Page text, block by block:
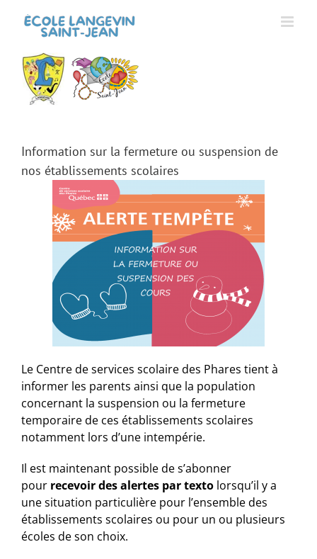
contenu
Information sur la fermeture ou suspension de
nos établissements scolaires
Le Centre de services scolaire des Phares tient à
informer les parents ainsi que la population
concernant la suspension ou la fermeture
temporaire de ces établissements scolaires
notamment lors d’une intempérie.
Il est maintenant possible de s’abonner
pour recevoir des alertes par texto lorsqu’il y a
une situation particulière pour l’ensemble des
établissements scolaires ou pour un ou plusieurs
écoles de son choix.